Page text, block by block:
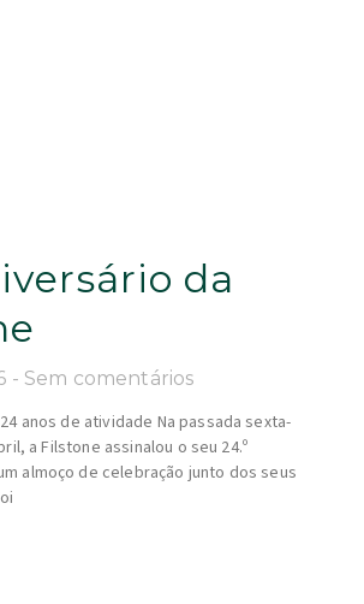
da
Sem comentários
anos de atividade Na passada sexta-
a Filstone assinalou o seu 24.º
almoço de celebração junto dos seus